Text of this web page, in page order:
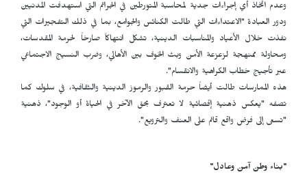
وعدم اتخاذ أي إجراءات جدية لمحاسبة المتورطين في الجرائم التي استهدفت المدنيين
ودور العبادة "الاعتداءات التي طالت الكنائس والجوامع، بما في ذلك التفجيرات التي
نفذت خلال الأعياد والمناسبات الدينية، تشكل انتهاكاً صارخاً لحرمة المقدسات،
ومحاولة ممنهجة لزعزعة الأمن وبث الخوف بين الأهالي، وضرب النسيج الاجتماعي
عبر تأجيج خطاب الكراهية والانقسام".
هذه الممارسات طالت أيضاً حرمة القبور والرموز الدينية والثقافية، في سلوك كما
تصفه "يعكس ذهنية إقصائية لا تعترف بحق الآخر في الحياة أو الوجود"، ذهنية
"تسعى إلى فرض واقع قائم على العنف والترويع".
"بناء وطن آمن وعادل"